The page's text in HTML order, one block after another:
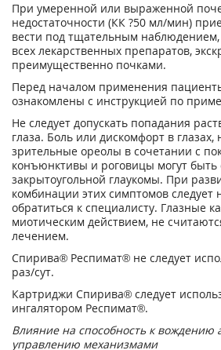
При умеренной или выраженной
недостаточности (КК ?50 мл/мин)
вести под тщательным
всех лекарственных препаратов,
преимущественно почками.
Перед началом применения
ознакомлены с инструкцией по
Не следует допускать попадания
глаза. Боль или дискомфорт в глазах,
зрительные ореолы в сочетании с
конъюнктивы и роговицы могут
закрытоугольной глаукомы. При
комбинации этих симптомов следует
обратиться к специалисту. Глазные
миотическим действием, не
лечением.
Спирива® Респимат® не следует
раз/сут.
Картриджи Спирива® следует
ингалятором Респимат®.
Влияние на способность к вождению
управлению механизмами